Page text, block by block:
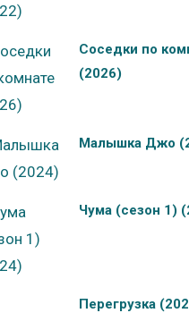
Соседки по
(2026)
Малышка Джо
Чума (сезон 1)
Перегрузка